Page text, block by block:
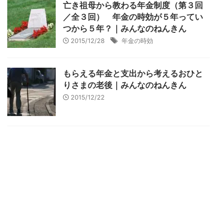
亡き祖母から教わる年金制度（第３回
／全３回） 年金の時効が５年ってい
つから５年？｜みんなのねんきん
2015/12/28 年金の時効
もらえる年金と支出から考えるおひと
りさまの老後｜みんなのねんきん
2015/12/22